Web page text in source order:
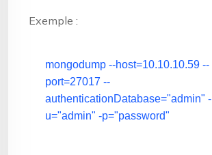
Exemple :
mongodump --host=10.10.10.59 --
port=27017 --
authenticationDatabase="admin" -
u="admin" -p="password"